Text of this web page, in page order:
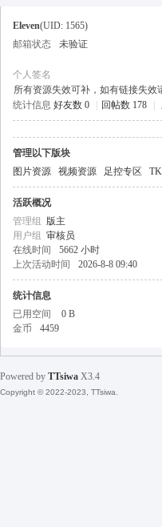
Eleven(UID: 1565)
邮箱状态
未验证
个人签名
所有资源失效可补，如有链接失
统计信息 好友数 0 回帖数 178
管理以下版块
图片资源
视频资源 足控专区
活跃概况
管理组 版主
用户组 审核员
在线时间
5662 小时
上次活动时间
2026-8-8 09:40
统计信息
已用空间
0 B
金币
4459
Powered by TTsiwa X3.4
Copyright © 2022-2023, TTsiwa.